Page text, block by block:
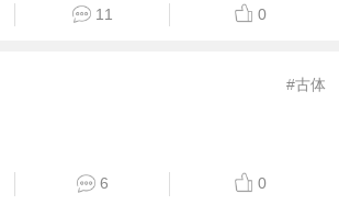
11 0
#古体
6 0